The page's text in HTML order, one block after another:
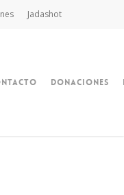
Jadashot
Donaciones